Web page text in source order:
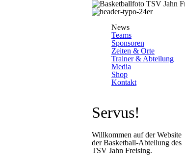
News
Teams
Sponsoren
Zeiten & Orte
Trainer & Abteilung
Media
Shop
Kontakt
Servus!
Willkommen auf der Website
der Basketball-Abteilung des
TSV Jahn Freising.